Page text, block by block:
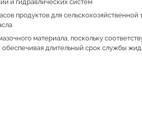
и гидравлических систем
продуктов для сельскохозяйственной
материала, поскольку
длительный срок службы